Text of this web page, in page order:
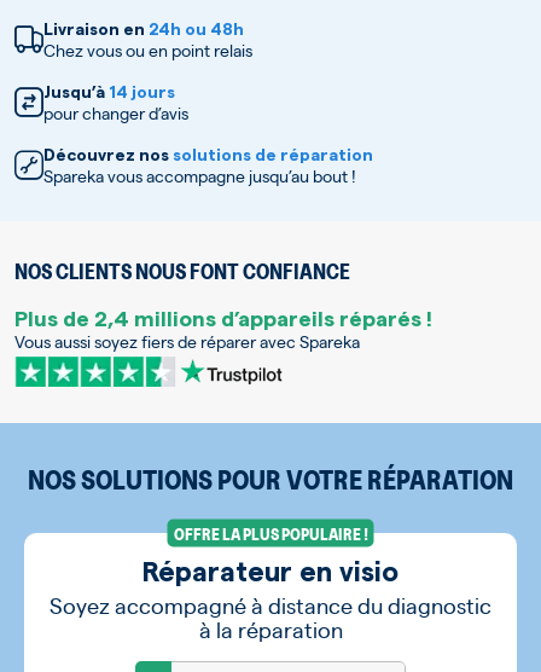
Livraison en 24h ou 48h
Chez vous ou en point relais
Jusqu’à 14 jours
pour changer d’avis
Découvrez nos solutions de réparation
Spareka vous accompagne jusqu’au bout !
NOS CLIENTS NOUS FONT CONFIANCE
Plus de 2,4 millions d’appareils réparés !
Vous aussi soyez fiers de réparer avec Spareka
NOS SOLUTIONS POUR VOTRE RÉPARATION
OFFRE LA PLUS POPULAIRE !
Réparateur en visio
Soyez accompagné à distance du diagnostic
à la réparation